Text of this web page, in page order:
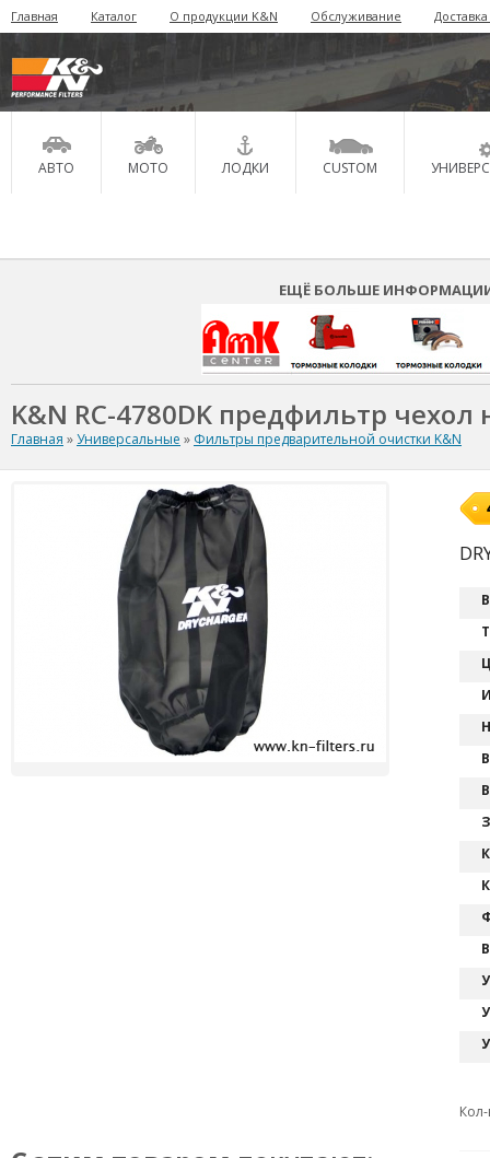
Главная Каталог О продукции K&N Обслуживание
АВТО МОТО ЛОДКИ CUSTOM
ЕЩЁ БОЛЬШЕ
K&N RC-4780DK предфильтр
Главная »Универсальные » Фильтры предварительной очистки K&N